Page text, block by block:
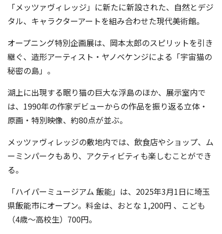
「メッツァヴィレッジ」に新たに新設された、自然とデジ
タル、キャラクターアートを組み合わせた現代美術館。
オープニング特別企画展は、岡本太郎のスピリットを引き
継ぐ、造形アーティスト・ヤノベケンジによる「宇宙猫の
秘密の島」。
湖上に出現する眠り猫の巨大な浮島のほか、展示室内で
は、1990年の作家デビューからの作品を振り返る立体・
原画・特別映像、約80点が並ぶ。
メッツァヴィレッジの敷地内では、飲食店やショップ、ム
ーミンパークもあり、アクティビティも楽しむことができ
る。
「ハイパーミュージアム 飯能」は、2025年3月1日に埼玉
県飯能市にオープン。料金は、おとな 1,200円 、こども
（4歳～高校生）700円。